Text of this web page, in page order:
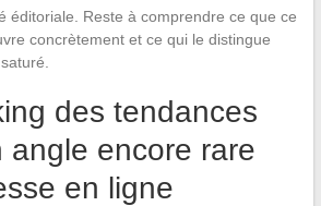
éditoriale. Reste à comprendre ce que ce
concrètement et ce qui le distingue
des tendances
angle encore rare
en ligne